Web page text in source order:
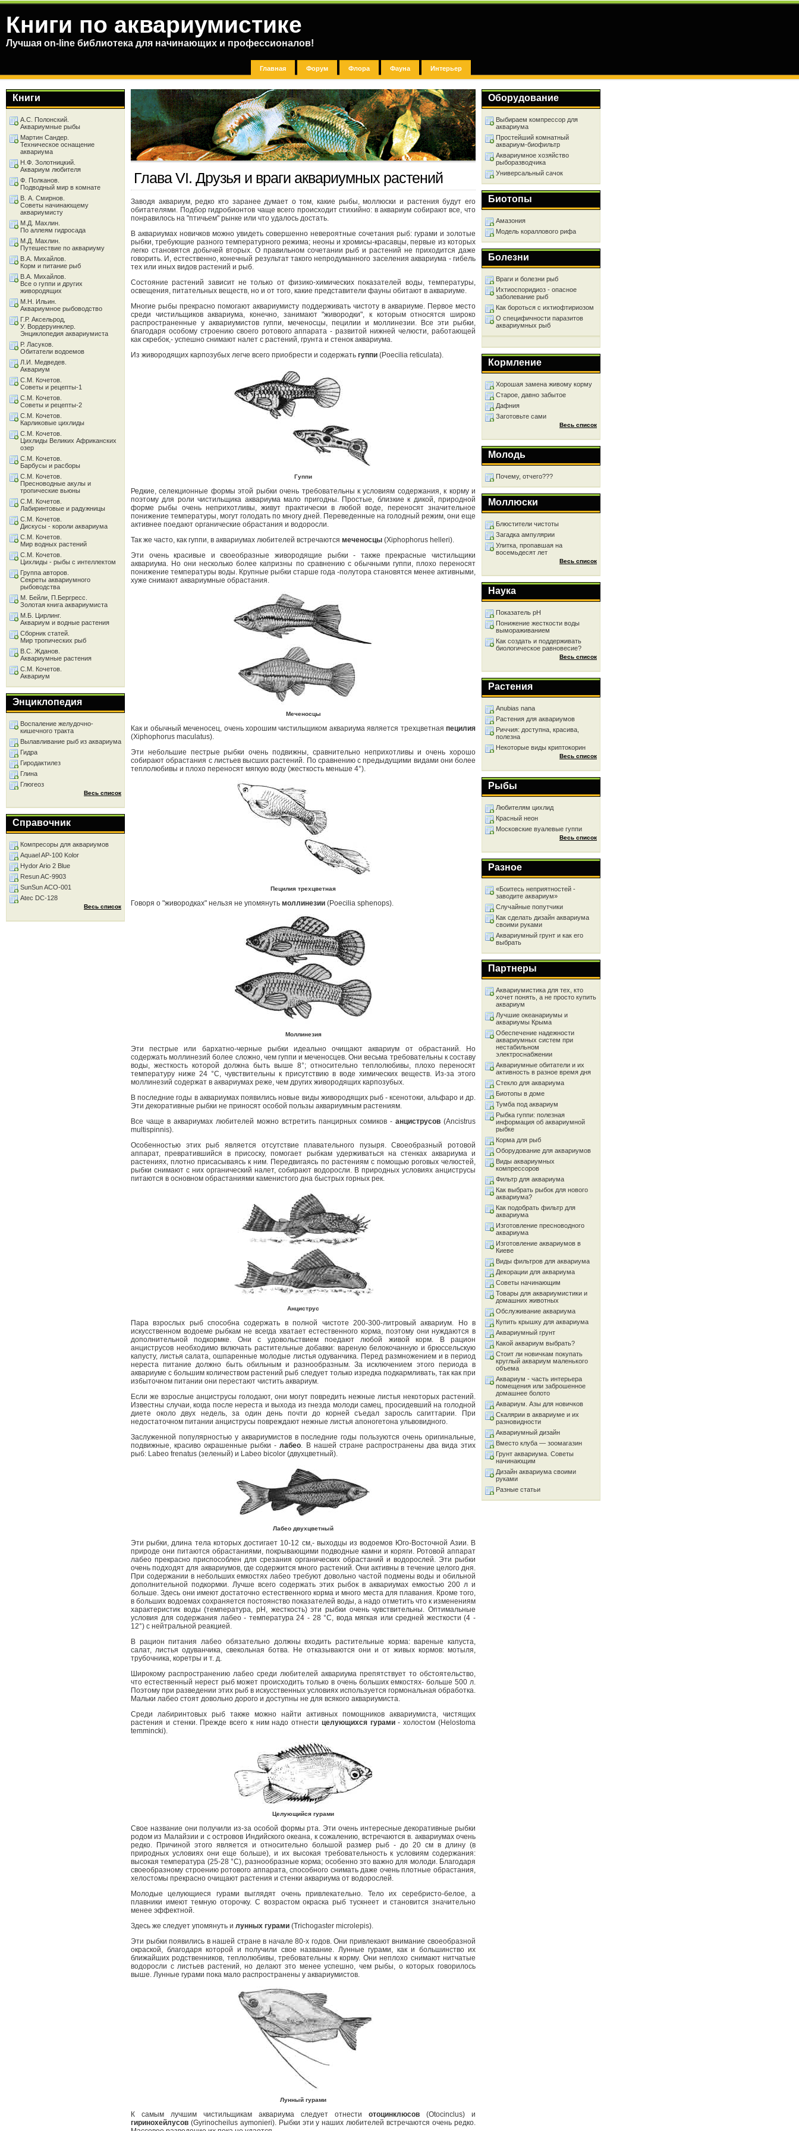
Книги по аквариумистике
Лучшая on-line библиотека для начинающих и профессионалов!
Главная Форум Флора Фауна Интерьер
Глава VI. Друзья и враги аквариумных растений
Заводя аквариум, редко кто заранее думает о том, какие рыбы, моллюски и растения будут его
обитателями. Подбор гидробионтов чаще всего происходит стихийно: в аквариум собирают все, что
понравилось на "птичьем" рынке или что удалось достать.
В аквариумах новичков можно увидеть совершенно невероятные сочетания рыб: гурами и золотые
рыбки, требующие разного температурного режима; неоны и хромисы-красавцы, первые из которых
легко становятся добычей вторых. О правильном сочетании рыб и растений не приходится даже
говорить. И, естественно, конечный результат такого непродуманного заселения аквариума - гибель
тех или иных видов растений и рыб.
Состояние растений зависит не только от физико-химических показателей воды, температуры,
освещения, питательных веществ, но и от того, какие представители фауны обитают в аквариуме.
Многие рыбы прекрасно помогают аквариумисту поддерживать чистоту в аквариуме. Первое место
среди чистильщиков аквариума, конечно, занимают "живородки", к которым относятся широко
распространенные у аквариумистов гуппи, меченосцы, пецилии и моллинезии. Все эти рыбки,
благодаря особому строению своего ротового аппарата - развитой нижней челюсти, работающей
как скребок,- успешно снимают налет с растений, грунта и стенок аквариума.
Из живородящих карпозубых легче всего приобрести и содержать гуппи (Poecilia reticulata).
Гуппи
Редкие, селекционные формы этой рыбки очень требовательны к условиям содержания, к корму и
поэтому для роли чистильщика аквариума мало пригодны. Простые, близкие к дикой, природной
форме рыбы очень неприхотливы, живут практически в любой воде, переносят значительное
понижение температуры, могут голодать по многу дней. Переведенные на голодный режим, они еще
активнее поедают органические обрастания и водоросли.
Так же часто, как гуппи, в аквариумах любителей встречаются меченосцы (Xiphophorus helleri).
Эти очень красивые и своеобразные живородящие рыбки - также прекрасные чистильщики
аквариума. Но они несколько более капризны по сравнению с обычными гуппи, плохо переносят
понижение температуры воды. Крупные рыбки старше года -полутора становятся менее активными,
хуже снимают аквариумные обрастания.
Меченосцы
Как и обычный меченосец, очень хорошим чистильщиком аквариума является трехцветная пецилия
(Xiphophorus maculatus).
Эти небольшие пестрые рыбки очень подвижны, сравнительно неприхотливы и очень хорошо
собирают обрастания с листьев высших растений. По сравнению с предыдущими видами они более
теплолюбивы и плохо переносят мягкую воду (жесткость меньше 4°).
Пецилия трехцветная
Говоря о "живородках" нельзя не упомянуть моллинезии (Poecilia sphenops).
Моллинезия
Эти пестрые или бархатно-черные рыбки идеально очищают аквариум от обрастаний. Но
содержать моллинезий более сложно, чем гуппи и меченосцев. Они весьма требовательны к составу
воды, жесткость которой должна быть выше 8°; относительно теплолюбивы, плохо переносят
температуру ниже 24 °С, чувствительны к присутствию в воде химических веществ. Из-за этого
моллинезий содержат в аквариумах реже, чем других живородящих карпозубых.
В последние годы в аквариумах появились новые виды живородящих рыб - ксенотоки, альфаро и др.
Эти декоративные рыбки не приносят особой пользы аквариумным растениям.
Все чаще в аквариумах любителей можно встретить панцирных сомиков - анциструсов (Ancistrus
multispinnis).
Особенностью этих рыб является отсутствие плавательного пузыря. Своеобразный ротовой
аппарат, превратившийся в присоску, помогает рыбкам удерживаться на стенках аквариума и
растениях, плотно присасываясь к ним. Передвигаясь по растениям с помощью роговых челюстей,
рыбки снимают с них органический налет, собирают водоросли. В природных условиях анциструсы
питаются в основном обрастаниями каменистого дна быстрых горных рек.
Анциструс
Пара взрослых рыб способна содержать в полной чистоте 200-300-литровый аквариум. Но в
искусственном водоеме рыбкам не всегда хватает естественного корма, поэтому они нуждаются в
дополнительной подкормке. Они с удовольствием поедают любой живой корм. В рацион
анциструсов необходимо включать растительные добавки: вареную белокочанную и брюссельскую
капусту, листья салата, ошпаренные молодые листья одуванчика. Перед размножением и в период
нереста питание должно быть обильным и разнообразным. За исключением этого периода в
аквариуме с большим количеством растений рыб следует только изредка подкармливать, так как при
избыточном питании они перестают чистить аквариум.
Если же взрослые анциструсы голодают, они могут повредить нежные листья некоторых растений.
Известны случаи, когда после нереста и выхода из гнезда молоди самец, просидевший на голодной
диете около двух недель, за один день почти до корней съедал заросль сагиттарии. При
недостаточном питании анциструсы повреждают нежные листья апоногетона ульвовидного.
Заслуженной популярностью у аквариумистов в последние годы пользуются очень оригинальные,
подвижные, красиво окрашенные рыбки -лабео. В нашей стране распространены два вида этих
рыб: Labeo frenatus (зеленый) и Labeo bicolor (двухцветный).
Лабео двухцветный
Эти рыбки, длина тела которых достигает 10-12 см,- выходцы из водоемов Юго-Восточной Азии. В
природе они питаются обрастаниями, покрывающими подводные камни и коряги. Ротовой аппарат
лабео прекрасно приспособлен для срезания органических обрастаний и водорослей. Эти рыбки
очень подходят для аквариумов, где содержится много растений. Они активны в течение целого дня.
При содержании в небольших емкостях лабео требуют довольно частой подмены воды и обильной
дополнительной подкормки. Лучше всего содержать этих рыбок в аквариумах емкостью 200 л и
больше. Здесь они имеют достаточно естественного корма и много места для плавания. Кроме того,
в больших водоемах сохраняется постоянство показателей воды, а надо отметить что к изменениям
характеристик воды (температура, рН, жесткость) эти рыбки очень чувствительны. Оптимальные
условия для содержания лабео - температура 24 - 28 °С, вода мягкая или средней жесткости (4 -
12°) с нейтральной реакцией.
В рацион питания лабео обязательно должны входить растительные корма: вареные капуста,
салат, листья одуванчика, свекольная ботва. Не отказываются они и от живых кормов: мотыля,
трубочника, коретры и т. д.
Широкому распространению лабео среди любителей аквариума препятствует то обстоятельство,
что естественный нерест рыб может происходить только в очень больших емкостях- больше 500 л.
Поэтому при разведении этих рыб в искусственных условиях используется гормональная обработка.
Мальки лабео стоят довольно дорого и доступны не для всякого аквариумиста.
Среди лабиринтовых рыб также можно найти активных помощников аквариумиста, чистящих
растения и стенки. Прежде всего к ним надо отнести целующихся гурами- холостом (Helostoma
temmincki).
Целующийся гурами
Свое название они получили из-за особой формы рта. Эти очень интересные декоративные рыбки
родом из Малайзии и с островов Индийского океана, к сожалению, встречаются в. аквариумах очень
редко. Причиной этого является и относительно большой размер рыб - до 20 см в длину (в
природных условиях они еще больше), и их высокая требовательность к условиям содержания:
высокая температура (25-28 °С), разнообразные корма; особенно это важно для молоди. Благодаря
своеобразному строению ротового аппарата, способного снимать даже очень плотные обрастания,
хелостомы прекрасно очищают растения и стенки аквариума от водорослей.
Молодые целующиеся гурами выглядят очень привлекательно. Тело их серебристо-белое, а
плавники имеют темную оторочку. С возрастом окраска рыб тускнеет и становится значительно
менее эффектной.
Здесь же следует упомянуть и лунных гурами (Trichogaster microlepis).
Эти рыбки появились в нашей стране в начале 80-х годов. Они привлекают внимание своеобразной
окраской, благодаря которой и получили свое название. Лунные гурами, как и большинство их
ближайших родственников, теплолюбивы, требовательны к корму. Они неплохо снимают нитчатые
водоросли с листьев растений, но делают это менее успешно, чем рыбы, о которых говорилось
выше. Лунные гурами пока мало распространены у аквариумистов.
Лунный гурами
К самым лучшим чистильщикам аквариума следует отнести отоцинклюсов (Otocinclus) и
гиринохейлусов (Gyrinocheilus aymonieri). Рыбки эти у наших любителей встречаются очень редко.
Оборудование
Выбираем компрессор для
аквариума
Простейший комнатный
аквариум-биофильтр
Аквариумное хозяйство
рыборазводчика
Универсальный сачок
Биотопы
Амазония
Модель кораллового рифа
Болезни
Враги и болезни рыб
Ихтиоспоридиоз - опасное
заболевание рыб
Как бороться с ихтиофтириозом
О специфичности паразитов
аквариумных рыб
Кормление
Хорошая замена живому корму
Старое, давно забытое
Дафния
Заготовьте сами
Весь список
Молодь
Почему, отчего???
Моллюски
Блюстители чистоты
Загадка ампулярии
Улитка, пропавшая на
восемьдесят лет
Весь список
Наука
Показатель рН
Понижение жесткоcти воды
вымораживанием
Как создать и поддерживать
биологическое равновесие?
Весь список
Растения
Anubias nana
Растения для аквариумов
Риччия: доступна, красива,
полезна
Некоторые виды криптокорин
Весь список
Рыбы
Любителям цихлид
Красный неон
Московские вуалевые гуппи
Весь список
Разное
«Боитесь неприятностей -
заводите аквариум»
Случайные попутчики
Как сделать дизайн аквариума
своими руками
Аквариумный грунт и как его
выбрать
Партнеры
Аквариумистика для тех, кто
хочет понять, а не просто купить
аквариум
Лучшие океанариумы и
аквариумы Крыма
Обеспечение надежности
аквариумных систем при
нестабильном
электроснабжении
Аквариумные обитатели и их
активность в разное время дня
Стекло для аквариума
Биотопы в доме
Тумба под аквариум
Рыбка гуппи: полезная
информация об аквариумной
рыбке
Корма для рыб
Оборудование для аквариумов
Виды аквариумных
компрессоров
Фильтр для аквариума
Как выбрать рыбок для нового
аквариума?
Как подобрать фильтр для
аквариума
Изготовление пресноводного
аквариума
Изготовление аквариумов в
Киеве
Виды фильтров для аквариума
Декорации для аквариума
Советы начинающим
Товары для аквариумистики и
домашних животных
Обслуживание аквариума
Купить крышку для аквариума
Аквариумный грунт
Какой аквариум выбрать?
Стоит ли новичкам покупать
круглый аквариум маленького
объема
Аквариум - часть интерьера
помещения или заброшенное
домашнее болото
Аквариум. Азы для новичков
Скалярии в аквариуме и их
разновидности
Аквариумный дизайн
Вместо клуба — зоомагазин
Грунт аквариума. Советы
начинающим
Дизайн аквариума своими
руками
Разные статьи
Книги
А.С. Полонский.
Аквариумные рыбы
Мартин Сандер.
Техническое оснащение
аквариума
Н.Ф. Золотницкий.
Аквариум любителя
Ф. Полканов.
Подводный мир в комнате
В. А. Смирнов.
Советы начинающему
аквариумисту
М.Д. Махлин.
По аллеям гидросада
М.Д. Махлин.
Путешествие по аквариуму
В.А. Михайлов.
Корм и питание рыб
В.А. Михайлов.
Все о гуппи и других
живородящих
М.Н. Ильин.
Аквариумное рыбоводство
Г.Р. Аксельрод,
У. Вордеруинклер.
Энциклопедия аквариумиста
Р. Ласуков.
Обитатели водоемов
Л.И. Медведев.
Аквариум
С.М. Кочетов.
Советы и рецепты-1
С.М. Кочетов.
Советы и рецепты-2
С.М. Кочетов.
Карликовые цихлиды
С.М. Кочетов.
Цихлиды Великих Африканских
озер
С.М. Кочетов.
Барбусы и расборы
С.М. Кочетов.
Пресноводные акулы и
тропические вьюны
С.М. Кочетов.
Лабиринтовые и радужницы
С.М. Кочетов.
Дискусы - короли аквариума
С.М. Кочетов.
Мир водных растений
С.М. Кочетов.
Цихлиды - рыбы с интеллектом
Группа авторов.
Секреты аквариумного
рыбоводства
М. Бейли, П.Бергресс.
Золотая книга аквариумиста
М.Б. Цирлинг.
Аквариум и водные растения
Сборник статей.
Мир тропических рыб
В.С. Жданов.
Аквариумные растения
С.М. Кочетов.
Аквариум
Энциклопедия
Воспаление желудочно-
кишечного тракта
Вылавливание рыб из аквариума
Гидра
Гиродактилез
Глина
Глюгеоз
Весь список
Справочник
Компресоры для аквариумов
Aquael AP-100 Kolor
Hydor Ario 2 Blue
Resun AC-9903
SunSun ACO-001
Atec DC-128
Весь список